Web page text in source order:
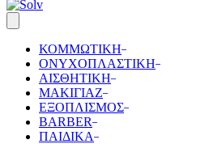
ΚΟΜΜΩΤΙΚΗ
ΟΝΥΧΟΠΛΑΣΤΙΚΗ
ΑΙΣΘΗΤΙΚΗ
ΜΑΚΙΓΙΑΖ
ΕΞΟΠΛΙΣΜΟΣ
BARBER
ΠΑΙΔΙΚΑ